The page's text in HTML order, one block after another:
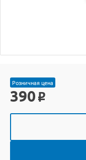
Розничная цена
390 o